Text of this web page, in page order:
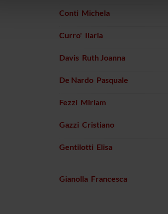
Conti Michela
Curro' Ilaria
Davis Ruth Joanna
De Nardo Pasquale
Fezzi Miriam
Gazzi Cristiano
Gentilotti Elisa
Gianolla Francesca